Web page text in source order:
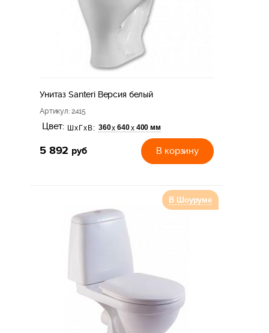
Унитаз Santeri Версия белый
Артикул: 2415
Цвет: ШхГхВ: 360х 640х 400 мм
5 892 руб В корзину
В Шоуруме